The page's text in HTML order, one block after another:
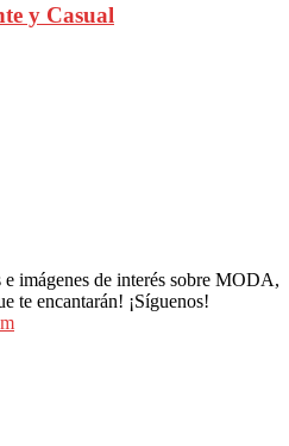
y Casual
imágenes de interés sobre MODA,
encantarán! ¡Síguenos!